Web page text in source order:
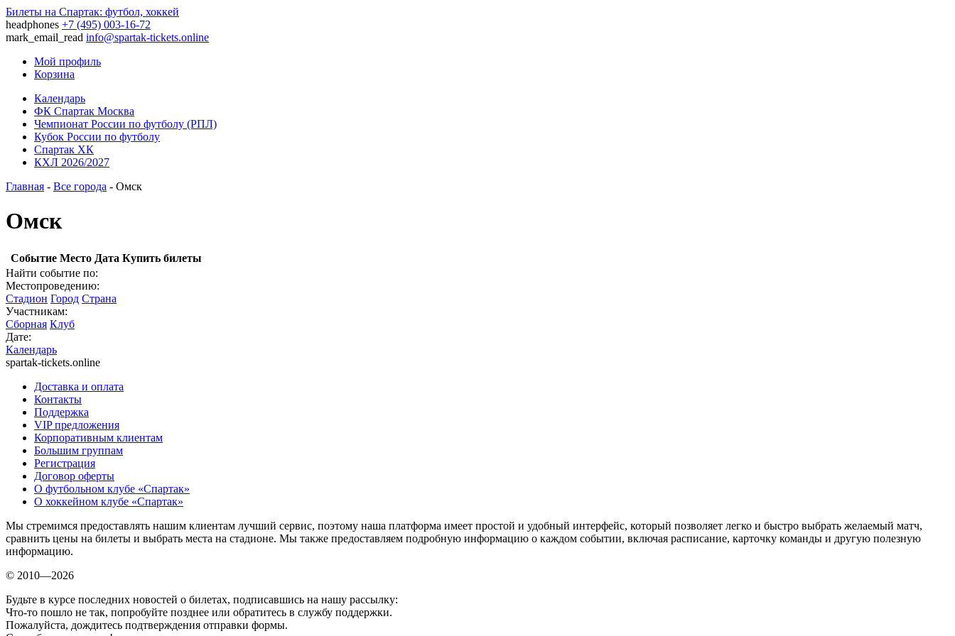
Билеты на Спартак: футбол, хоккей
headphones +7 (495) 003-16-72
mark_email_read info@spartak-tickets.online
Мой профиль
Корзина
Календарь
ФК Спартак Москва
Чемпионат России по футболу (РПЛ)
Кубок России по футболу
Спартак ХК
КХЛ 2026/2027
Главная - Все города - Омск
Омск
Событие Место Дата Купить билеты
Найти событие по:
Местопроведению:
Стадион Город Страна
Участникам:
Сборная Клуб
Дате:
Календарь
spartak-tickets.online
Доставка и оплата
Контакты
Поддержка
VIP предложения
Корпоративным клиентам
Большим группам
Регистрация
Договор оферты
О футбольном клубе «Спартак»
О хоккейном клубе «Спартак»
Мы стремимся предоставлять нашим клиентам лучший сервис, поэтому наша платформа имеет простой и удобный интерфейс, который позволяет легко и быстро выбрать желаемый матч,
сравнить цены на билеты и выбрать места на стадионе. Мы также предоставляем подробную информацию о каждом событии, включая расписание, карточку команды и другую полезную
информацию.
© 2010—2026
Будьте в курсе последних новостей о билетах, подписавшись на нашу рассылку:
Что-то пошло не так, попробуйте позднее или обратитесь в службу поддержки.
Пожалуйста, дождитесь подтверждения отправки формы.